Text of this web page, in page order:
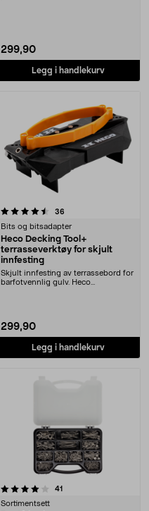
299,90
Legg i handlekurv
36
Bits og bitsadapter
Heco Decking Tool+
terrasseverktøy for skjult
innfesting
Skjult innfesting av terrassebord for
barfotvennlig gulv. Heco
299,90
Legg i handlekurv
41
Sortimentsett